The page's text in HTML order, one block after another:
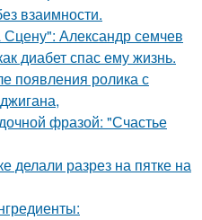
взаимности.
Александр семчев
диабет спас ему жизнь.
появления ролика с
фразой: "Счастье
делали разрез на пятке на